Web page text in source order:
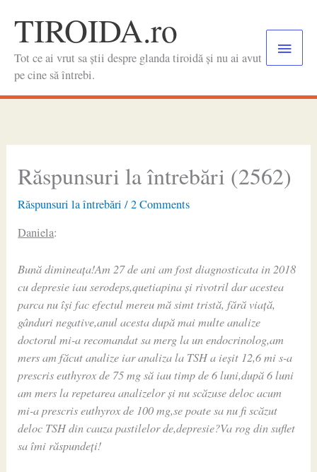
contentTIROIDA.ro
Tot ce ai vrut sa știi despre glanda tiroidă și nu ai avut
pe cine să întrebi.
Main
Răspunsuri la întrebări (2562)
Răspunsuri la întrebări /2 Comments
Daniela:
Bună dimineața!Am 27 de ani am fost diagnosticata in 2018
cu depresie iau serodeps,quetiapina și rivotril dar acestea
parca nu își fac efectul mereu mă simt tristă, fără viață,
gânduri negative,anul acesta după mai multe analize
doctorul mi-a recomandat sa merg la un endocrinolog,am
mers am făcut analize iar analiza la TSH a ieșit 12,6 mi s-a
prescris euthyrox de 75 mg să iau timp de 6 luni,după 6 luni
am mers la repetarea analizelor și nu scăzuse deloc acum
mi-a prescris euthyrox de 100 mg,se poate sa nu fi scăzut
deloc TSH din cauza pastilelor de,depresie?Va rog din suflet
sa îmi răspundeți!